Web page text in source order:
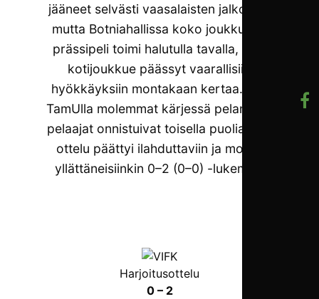
jääneet selvästi vaasalaisten jalkoihin,
mutta Botniahallissa koko joukkueen
prässipeli toimi halutulla tavalla, eikä
kotijoukkue päässyt vaarallisiin
hyökkäyksiin montakaan kertaa. Kun
TamUlla molemmat kärjessä pelanneet
pelaajat onnistuivat toisella puoliajalla,
ottelu päättyi ilahduttaviin ja monet
yllättäneisiinkin 0–2 (0–0) -lukemiin.
Harjoitusottelu
0 – 2